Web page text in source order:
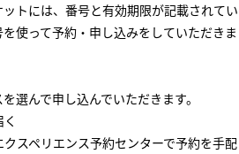
トには、番号と有効期限が記載されてい
使って予約・申し込みをしていただきま
選んで申し込んでいただきます。
スペリエンス予約センターで予約を手配